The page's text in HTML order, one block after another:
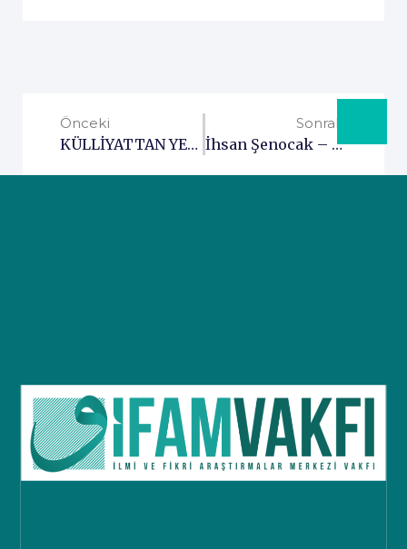
Önceki
KÜLLİYATTAN YENİ EĞİTİM YILI ÖNCESİ ONLİNE VELİ TOPLANTISI
Sonraki
İhsan Şenocak – Mektubat Dersleri